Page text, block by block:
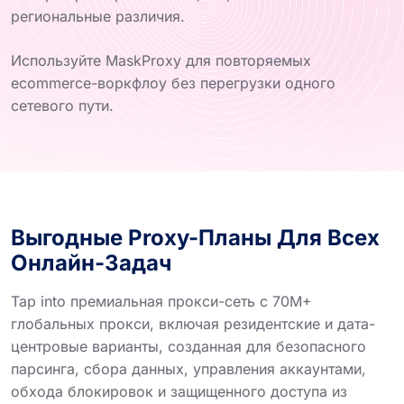
региональные различия.
Используйте MaskProxy для повторяемых
ecommerce-воркфлоу без перегрузки одного
сетевого пути.
Выгодные Proxy-Планы Для Всех
Онлайн-Задач
Tap into премиальная прокси-сеть с 70M+
глобальных прокси, включая резидентские и дата-
центровые варианты, созданная для безопасного
парсинга, сбора данных, управления аккаунтами,
обхода блокировок и защищенного доступа из